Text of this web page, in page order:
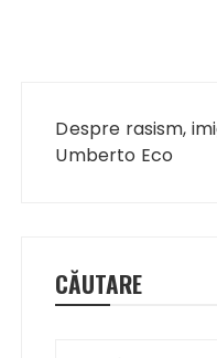
articole
Despre rasism,
Umberto Eco
CĂUTARE